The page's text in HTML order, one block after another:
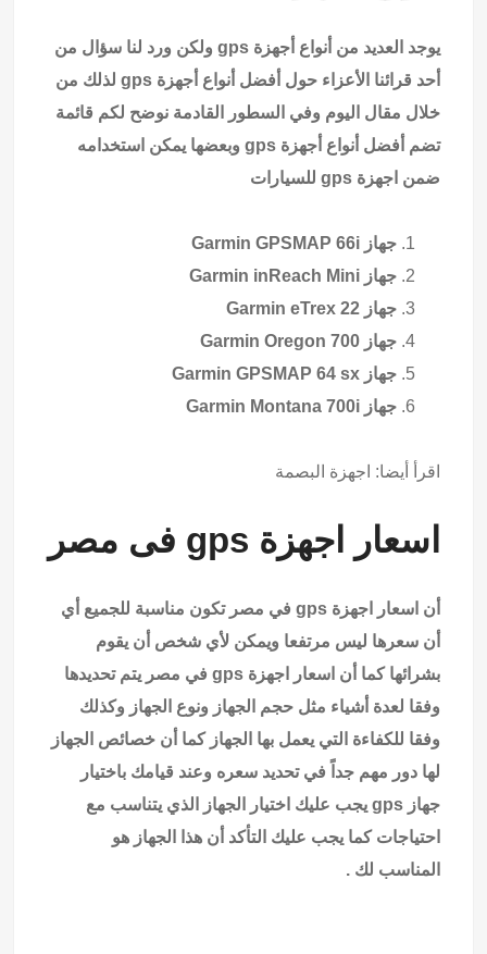
يوجد العديد من أنواع أجهزة gps ولكن ورد لنا سؤال من
أحد قرائنا الأعزاء حول أفضل أنواع أجهزة gps لذلك من
خلال مقال اليوم وفي السطور القادمة نوضح لكم قائمة
تضم أفضل أنواع أجهزة gps وبعضها يمكن استخدامه
ضمن اجهزة gps للسيارات
جهاز Garmin GPSMAP 66i
جهاز Garmin inReach Mini
جهاز Garmin eTrex 22
جهاز Garmin Oregon 700
جهاز Garmin GPSMAP 64 sx
جهاز Garmin Montana 700i
اقرأ أيضا: اجهزة البصمة
اسعار اجهزة gps فى مصر
أن اسعار اجهزة gps في مصر تكون مناسبة للجميع أي
أن سعرها ليس مرتفعا ويمكن لأي شخص أن يقوم
بشرائها كما أن اسعار اجهزة gps في مصر يتم تحديدها
وفقا لعدة أشياء مثل حجم الجهاز ونوع الجهاز وكذلك
وفقا للكفاءة التي يعمل بها الجهاز كما أن خصائص الجهاز
لها دور مهم جداً في تحديد سعره وعند قيامك باختيار
جهاز gps يجب عليك اختيار الجهاز الذي يتناسب مع
احتياجات كما يجب عليك التأكد أن هذا الجهاز هو
المناسب لك .